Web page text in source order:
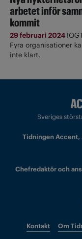
arbetet inför
kommit
29 februari 2024
Fyra organisationer
inte klart.
Sveriges
Tidningen Accent,
Chefredaktör och
Kontakt Om